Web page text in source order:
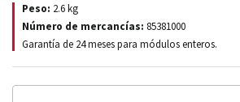
Peso: 2.6kg
Número de mercancías: 85381000
Garantía de 24 meses para módulos enteros.